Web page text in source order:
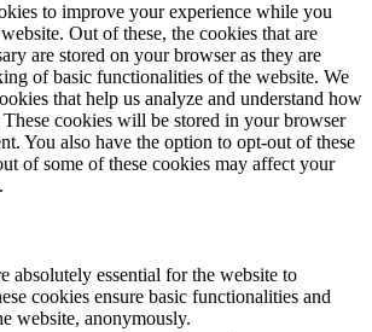
to improve your experience while you
Out of these, the cookies that are
are stored on your browser as they are
of basic functionalities of the website. We
that help us analyze and understand how
cookies will be stored in your browser
You also have the option to opt-out of these
of some of these cookies may affect your
absolutely essential for the website to
cookies ensure basic functionalities and
website, anonymously.